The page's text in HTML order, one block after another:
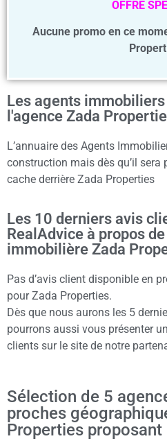
OFFRE
Aucune promo en ce
Les agents
l'agence Zada
L’annuaire des Agents
construction mais dès qu’il sera
cache derrière Zada Properties
Les 10 derniers avis
RealAdvice à propos
immobilière Zada
Pas d’avis client disponible en
pour Zada Properties.
Dès que nous aurons les 5
pourrons aussi vous présenter
clients sur le site de notre
Sélection de 5
proches
Properties